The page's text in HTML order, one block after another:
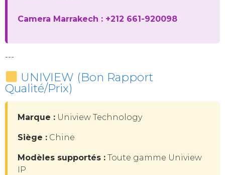
Camera Marrakech : +212 661-920098
---
UNIVIEW (Bon Rapport
Qualité/Prix)
Marque : Uniview Technology
Siège : Chine
Modèles supportés : Toute gamme Uniview
IP